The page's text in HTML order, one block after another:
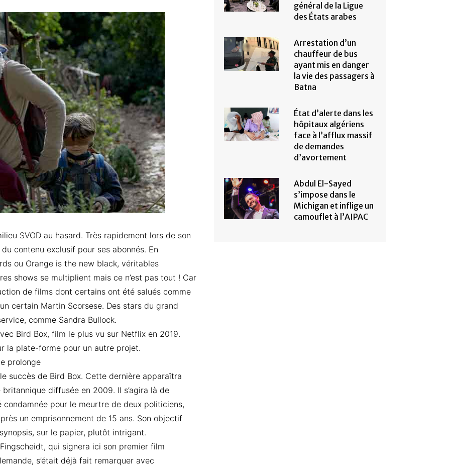
SVOD au hasard. Très rapidement lors de son
contenu exclusif pour ses abonnés. En
ou Orange is the new black, véritables
shows se multiplient mais ce n’est pas tout ! Car
de films dont certains ont été salués comme
certain Martin Scorsese. Des stars du grand
comme Sandra Bullock.
Bird Box, film le plus vu sur Netflix en 2019.
la plate-forme pour un autre projet.
prolonge
succès de Bird Box. Cette dernière apparaîtra
diffusée en 2009. Il s’agira là de
condamnée pour le meurtre de deux politiciens,
un emprisonnement de 15 ans. Son objectif
sur le papier, plutôt intrigant.
qui signera ici son premier film
s’était déjà fait remarquer avec
général de la Ligue
des États arabes
Arrestation d’un
chauffeur de bus
ayant mis en danger
la vie des passagers à
Batna
État d’alerte dans les
hôpitaux algériens
face à l’afflux massif
de demandes
d’avortement
Abdul El-Sayed
s’impose dans le
Michigan et inflige un
camouflet à l’AIPAC